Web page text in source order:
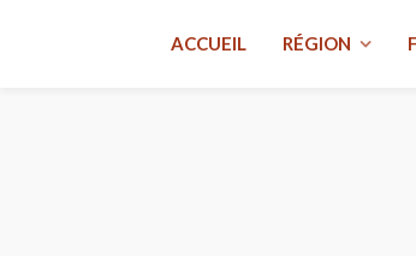
ACCUEIL RÉGION